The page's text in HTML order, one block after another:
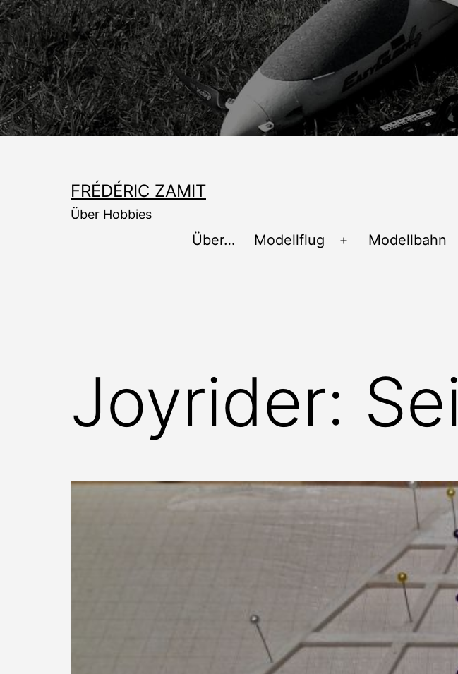
Zum
Inhalt
springen
FRÉDÉRIC ZAMIT
Über Hobbies
Über… Modellflug
Menü
Modellbahn
Joyrider: